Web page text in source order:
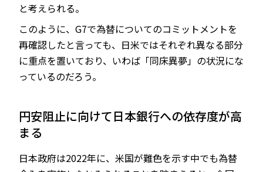
と考えられる。
このように、G7で為替についてのコミットメントを
再確認したと言っても、日米ではそれぞれ異なる部分
に重点を置いており、いわば「同床異夢」の状況にな
っているのだろう。
円安阻止に向けて日本銀行への依存度が高
まる
日本政府は2022年に、米国が難色を示す中でも為替